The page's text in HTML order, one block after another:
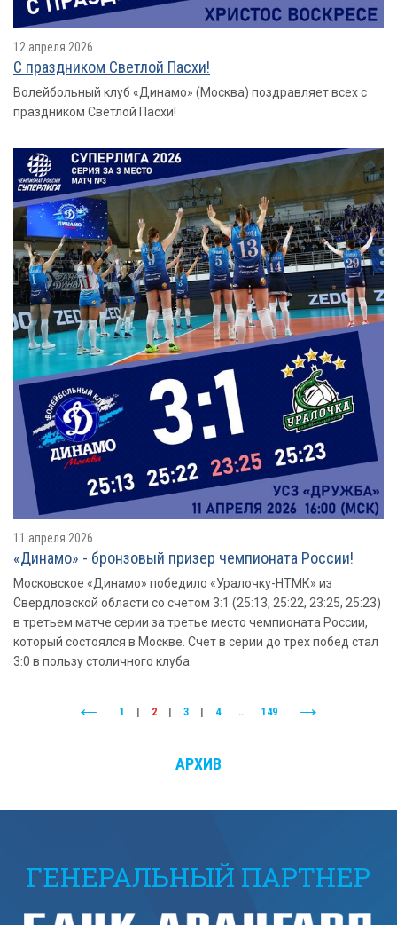
12 апреля 2026
С праздником Светлой Пасхи!
Волейбольный клуб «Динамо» (Москва) поздравляет всех с
праздником Светлой Пасхи!
11 апреля 2026
«Динамо» - бронзовый призер чемпионата России!
Московское «Динамо» победило «Уралочку-НТМК» из
Свердловской области со счетом 3:1 (25:13, 25:22, 23:25, 25:23)
в третьем матче серии за третье место чемпионата России,
который состоялся в Москве. Счет в серии до трех побед стал
3:0 в пользу столичного клуба.
1 2 3 4 .. 149
АРХИВ
ГЕНЕРАЛЬНЫЙ ПАРТНЕР